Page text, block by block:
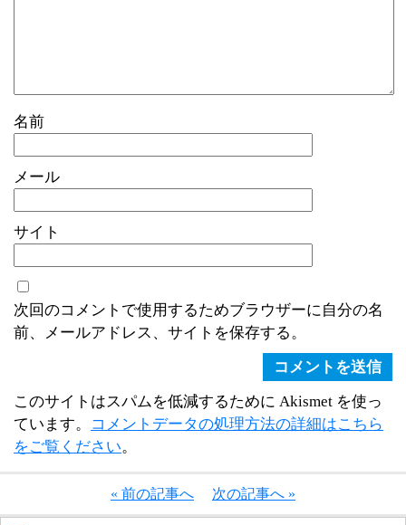
名前
メール
サイト
次回のコメントで使用するためブラウザーに自分の名
前、メールアドレス、サイトを保存する。
このサイトはスパムを低減するために Akismet を使っ
ています。
コメントデータの処理方法の詳細はこちら
をご覧ください。
« 前の記事へ 次の記事へ »